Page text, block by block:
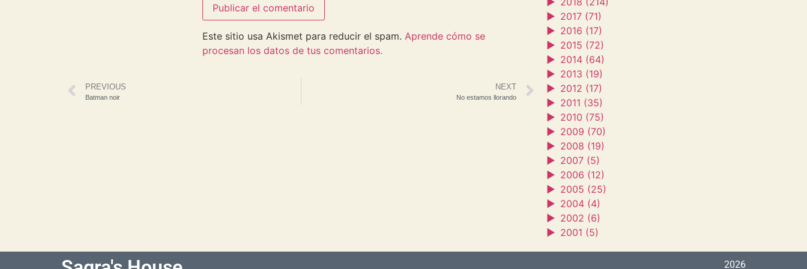
Este sitio usa Akismet para reducir el spam. Aprende cómo se
procesan los datos de tus comentarios.
PREVIOUS
Batman noir
NEXT
No estamos llorando
► 2017 (71)
► 2016 (17)
► 2015 (72)
► 2014 (64)
► 2013 (19)
► 2012 (17)
► 2011 (35)
► 2010 (75)
► 2009 (70)
► 2008 (19)
► 2007 (5)
► 2006 (12)
► 2005 (25)
► 2004 (4)
► 2002 (6)
► 2001 (5)
2026